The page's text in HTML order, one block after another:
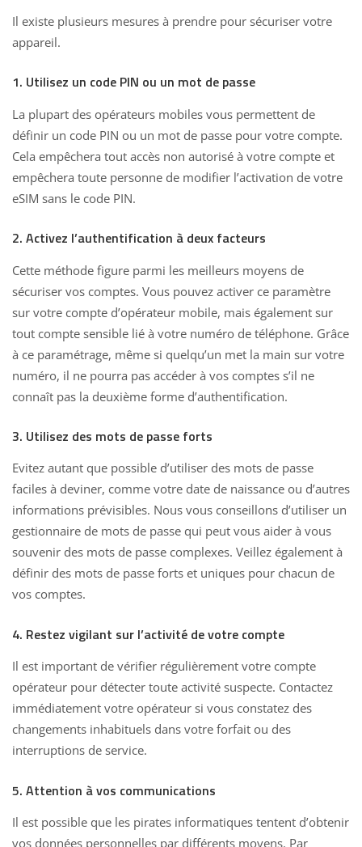
Il existe plusieurs mesures à prendre pour sécuriser votre
appareil.
1. Utilisez un code PIN ou un mot de passe
La plupart des opérateurs mobiles vous permettent de
définir un code PIN ou un mot de passe pour votre compte.
Cela empêchera tout accès non autorisé à votre compte et
empêchera toute personne de modifier l’activation de votre
eSIM sans le code PIN.
2. Activez l’authentification à deux facteurs
Cette méthode figure parmi les meilleurs moyens de
sécuriser vos comptes. Vous pouvez activer ce paramètre
sur votre compte d’opérateur mobile, mais également sur
tout compte sensible lié à votre numéro de téléphone. Grâce
à ce paramétrage, même si quelqu’un met la main sur votre
numéro, il ne pourra pas accéder à vos comptes s’il ne
connaît pas la deuxième forme d’authentification.
3. Utilisez des mots de passe forts
Evitez autant que possible d’utiliser des mots de passe
faciles à deviner, comme votre date de naissance ou d’autres
informations prévisibles. Nous vous conseillons d’utiliser un
gestionnaire de mots de passe qui peut vous aider à vous
souvenir des mots de passe complexes. Veillez également à
définir des mots de passe forts et uniques pour chacun de
vos comptes.
4. Restez vigilant sur l’activité de votre compte
Il est important de vérifier régulièrement votre compte
opérateur pour détecter toute activité suspecte. Contactez
immédiatement votre opérateur si vous constatez des
changements inhabituels dans votre forfait ou des
interruptions de service.
5. Attention à vos communications
Il est possible que les pirates informatiques tentent d’obtenir
vos données personnelles par différents moyens. Par